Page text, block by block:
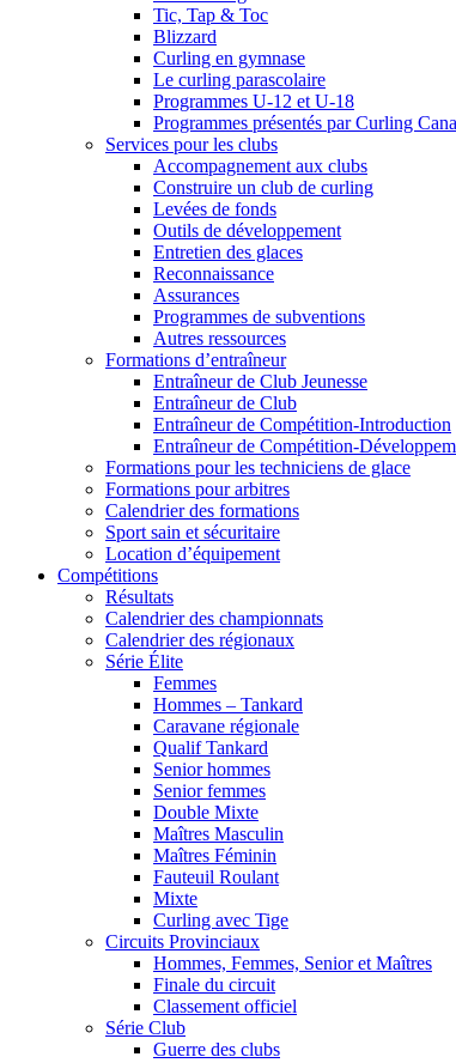
Tic, Tap & Toc
Blizzard
Curling en gymnase
Le curling parascolaire
Programmes U-12 et U-18
Programmes présentés par Curling
Services pour les clubs
Accompagnement aux clubs
Construire un club de curling
Levées de fonds
Outils de développement
Entretien des glaces
Reconnaissance
Assurances
Programmes de subventions
Autres ressources
Formations d’entraîneur
Entraîneur de Club Jeunesse
Entraîneur de Club
Entraîneur de Compétition-Introduction
Entraîneur de Compétition-
Formations pour les techniciens de glace
Formations pour arbitres
Calendrier des formations
Sport sain et sécuritaire
Location d’équipement
Compétitions
Résultats
Calendrier des championnats
Calendrier des régionaux
Série Élite
Femmes
Hommes – Tankard
Caravane régionale
Qualif Tankard
Senior hommes
Senior femmes
Double Mixte
Maîtres Masculin
Maîtres Féminin
Fauteuil Roulant
Mixte
Curling avec Tige
Circuits Provinciaux
Hommes, Femmes, Senior et Maîtres
Finale du circuit
Classement officiel
Série Club
Guerre des clubs